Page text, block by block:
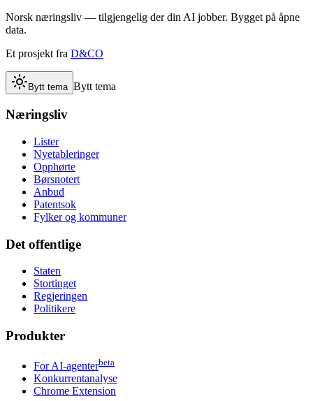
Norsk næringsliv — tilgjengelig der din AI jobber. Bygget på åpne
data.
Et prosjekt fra D&CO
Bytt tema Bytt tema
Næringsliv
Lister
Nyetableringer
Opphørte
Børsnotert
Anbud
Patentsok
Fylker og kommuner
Det offentlige
Staten
Stortinget
Regjeringen
Politikere
Produkter
For AI-agenterbeta
Konkurrentanalyse
Chrome Extension